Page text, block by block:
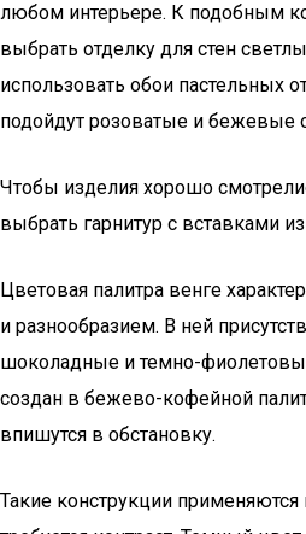
любом интерьере. К подобным
выбрать отделку для стен
использовать обои пастельных
подойдут розоватые и бежевые
Чтобы изделия хорошо
выбрать гарнитур с вставками
Цветовая палитра венге
и разнообразием. В ней
шоколадные и темно-
создан в бежево-кофейной
впишутся в обстановку.
Такие конструкции применяются